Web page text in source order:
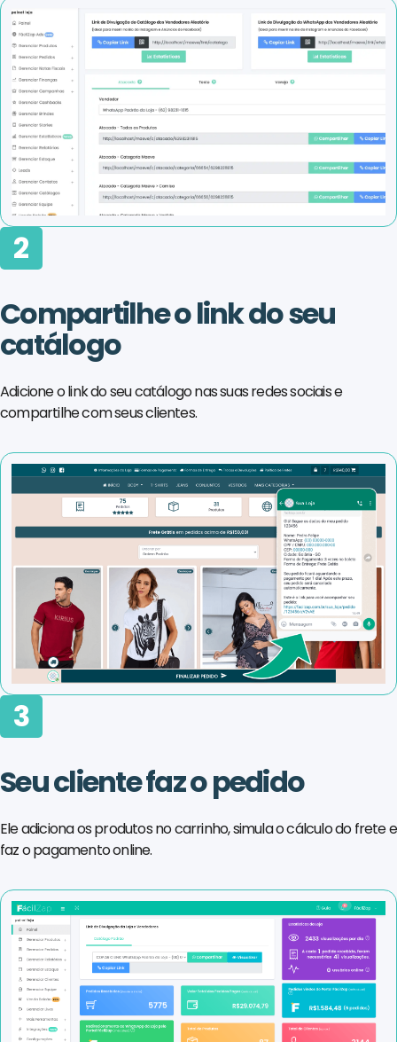
2
Compartilhe o link do seu
catálogo
Adicione o link do seu catálogo nas suas redes sociais e
compartilhe com seus clientes.
3
Seu cliente faz o pedido
Ele adiciona os produtos no carrinho, simula o cálculo do frete e
faz o pagamento online.